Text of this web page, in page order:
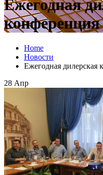
Ежегодная
конференция
Home
Новости
Ежегодная дилерская
28 Апр